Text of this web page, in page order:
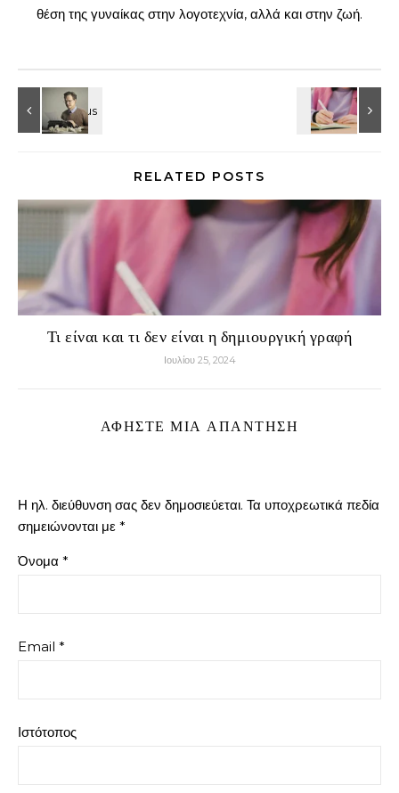
θέση της γυναίκας στην λογοτεχνία, αλλά και στην ζωή.
RELATED POSTS
Τι είναι και τι δεν είναι η δημιουργική γραφή
Ιουλίου 25, 2024
ΑΦΗΣΤΕ ΜΙΑ ΑΠΑΝΤΗΣΗ
Η ηλ. διεύθυνση σας δεν δημοσιεύεται. Τα υποχρεωτικά πεδία
σημειώνονται με *
Όνομα *
Email *
Ιστότοπος